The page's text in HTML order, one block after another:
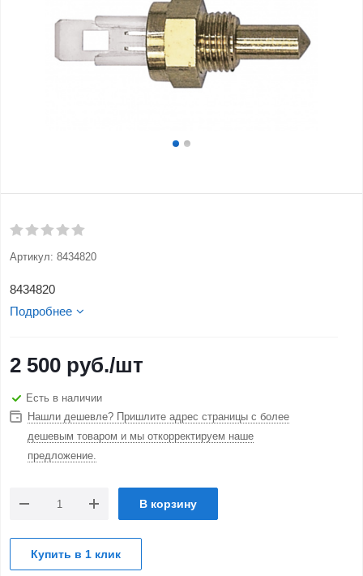
Артикул: 8434820
8434820
Подробнее
2 500 руб./шт
Есть в наличии
Нашли дешевле? Пришлите адрес страницы с более
дешевым товаром и мы откорректируем наше
предложение.
В корзину
Купить в 1 клик